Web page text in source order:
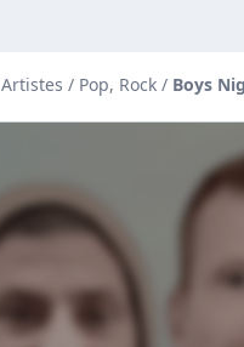
Artistes / Pop, Rock / Boys